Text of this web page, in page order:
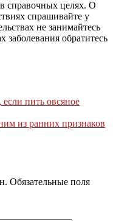
справочных целях. О
спрашивайте у
не занимайтесь
обратитесь
пить овсяное
из ранних признаков
Обязательные поля